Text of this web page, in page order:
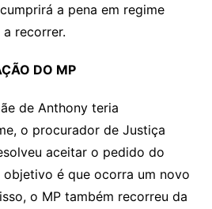
a pena em regime
recorrer.
DO MP
de Anthony teria
o procurador de Justiça
aceitar o pedido do
objetivo é que ocorra um novo
o MP também recorreu da